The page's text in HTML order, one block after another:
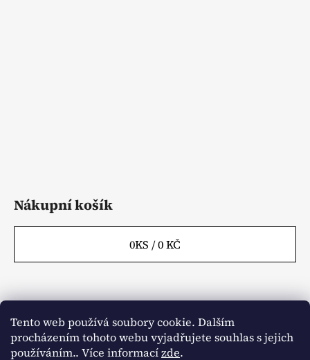
Tento web používá soubory cookie. Dalším
procházením tohoto webu vyjadřujete souhlas s jejich
používáním.. Více informacízde.
Nákupní košík
0KS /0 KČ
Webové stránky
Kontakty
Obchodní podmínky
Napište nám